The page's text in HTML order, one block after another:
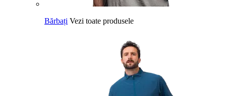
Bărbați Vezi toate produsele